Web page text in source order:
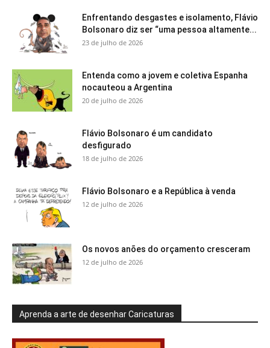
Enfrentando desgastes e isolamento, Flávio
Bolsonaro diz ser “uma pessoa altamente...
23 de julho de 2026
Entenda como a jovem e coletiva Espanha
nocauteou a Argentina
20 de julho de 2026
Flávio Bolsonaro é um candidato
desfigurado
18 de julho de 2026
Flávio Bolsonaro e a República à venda
12 de julho de 2026
Os novos anões do orçamento cresceram
12 de julho de 2026
Aprenda a arte de desenhar Caricaturas